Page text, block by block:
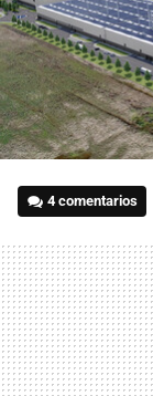
4 comentarios